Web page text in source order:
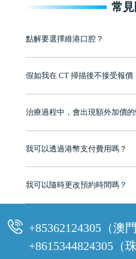
常
點解要選擇維港口腔？
牌」、「2025香港企業領袖品牌」
至今已服務超過三十個國家和地區
有咨詢及服務保障中心，有任何問
假如我在 CT 掃描後不接受報價
治療過程中，會出現額外加價的
我可以透過港幣支付費用嗎？
可以。維港口腔會按照當日匯率轉
我可以隨時更改預約時間嗎？
+85362124305（澳門
+8615344824305（